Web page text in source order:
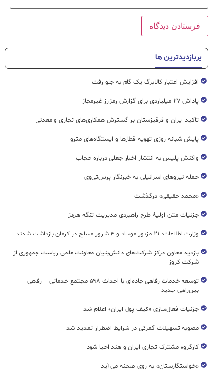
پربازدیدترین ها
افزایش اعتبار کالابرگ یک گام به جلو رفت
پاداش ۲۷ میلیاردی برای گزارش رمزارز غیرمجاز
تاکید ایران و قرقیزستان بر گسترش همکاری‌های تجاری و معدنی
پایش شبانه روزی تهویه قطار‌ها و ایستگاه‌های مترو
واکنش پلیس به انتشار اخبار جعلی درباره حجاب
حمله نیروهای اسرائیلی به خبرنگار پرس‌تی‌وی
«محمد حقیقی» درگذشت
جزئیات متن اولیۀ طرح راهبردی مدیریت تنگه هرمز
وزارت اطلاعات: ۲۱ مزدور موساد و ۴ شرور مسلح در کرمان بازداشت شدند
بازدید معاون مرکز شرکت‌های دانش‌بنیان معاونت علمی ریاست جمهوری از
شرکت کروز
توسعه خدمات رفاهی جاده‌ای با احداث ۵۹۸ مجتمع خدماتی – رفاهی
بین‌راهی جدید
جزئیات فعال‌سازی «کیف پول ایران» اعلام شد
مصوبه تسهیلات گمرکی در شرایط اضطرار تمدید شد
کارگروه مشترک تجاری ایران و هند احیا شود
«خواستگارستان» به روی صحنه می آید